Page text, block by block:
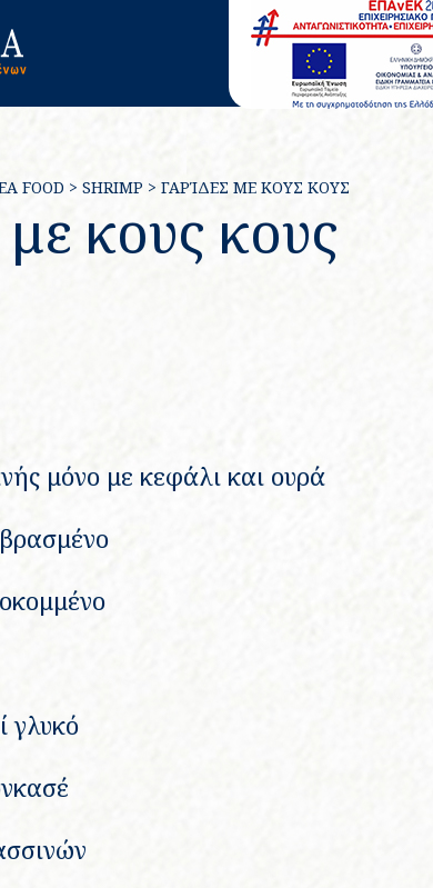
FOOD > SHRIMP > ΓΑΡΊΔΕΣ ΜΕ ΚΟΥΣ ΚΟΥΣ
με κους κους
μόνο με κεφάλι και ουρά
γλυκό